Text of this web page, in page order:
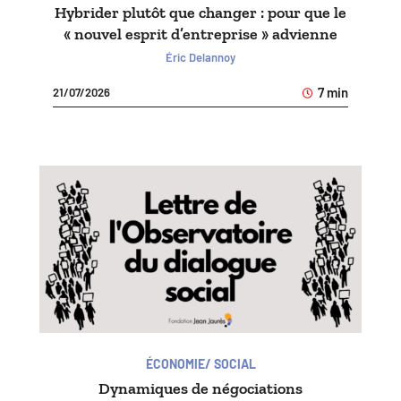
Hybrider plutôt que changer : pour que le
« nouvel esprit d’entreprise » advienne
Éric Delannoy
21/07/2026 7 min
ÉCONOMIE/ SOCIAL
Dynamiques de négociations